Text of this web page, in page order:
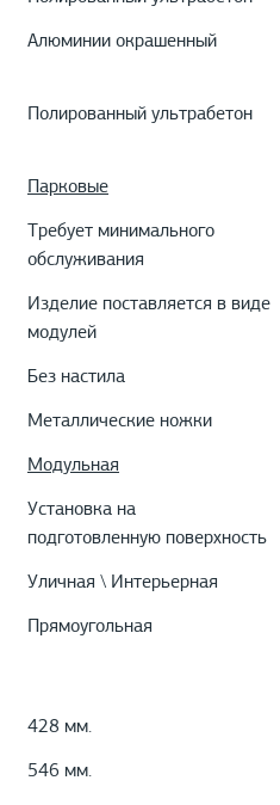
Алюминии окрашенный
Полированный ультрабетон
Парковые
Требует минимального
обслуживания
Изделие поставляется в виде
модулей
Без настила
Металлические ножки
Модульная
Установка на
подготовленную поверхность
Уличная \ Интерьерная
Прямоугольная
428 мм.
546 мм.